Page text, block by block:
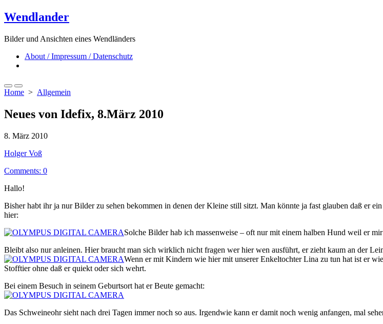
Skip
to
Wendlander
Bilder und Ansichten eines Wendländers
About / Impressum / Datenschutz
Search
Toggle
Menu
Home > Allgemein
Neues von Idefix, 8.März 2010
Published
8. März 2010
Author
Holger Voß
Comments: 0
Hallo!
Bisher habt ihr ja nur Bilder zu sehen bekommen in denen der Kleine still sitzt. Man könnte ja fast glauben daß er
hier:
Solche Bilder hab ich massenweise – oft nur mit einem halben Hund weil er
Bleibt also nur anleinen. Hier braucht man sich wirklich nicht fragen wer hier wen ausführt, er zieht kaum an der
Wenn er mit Kindern wie hier mit unserer Enkeltochter Lina zu tun hat ist er
Stofftier ohne daß er quiekt oder sich wehrt.
Bei einem Besuch in seinem Geburtsort hat er Beute gemacht:
Das Schweineohr sieht nach drei Tagen immer noch so aus. Irgendwie kann er damit noch wenig anfangen, mal